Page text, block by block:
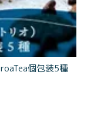
個包装5種